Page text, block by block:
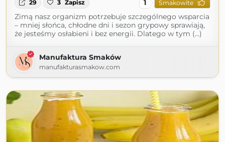
29 3 Zapisz 1 Smakowite
Zimą nasz organizm potrzebuje szczególnego wsparcia
– mniej słońca, chłodne dni i sezon grypowy sprawiają,
że jesteśmy osłabieni i bez energii. Dlatego w tym (...)
Manufaktura Smaków
manufakturasmakow.com